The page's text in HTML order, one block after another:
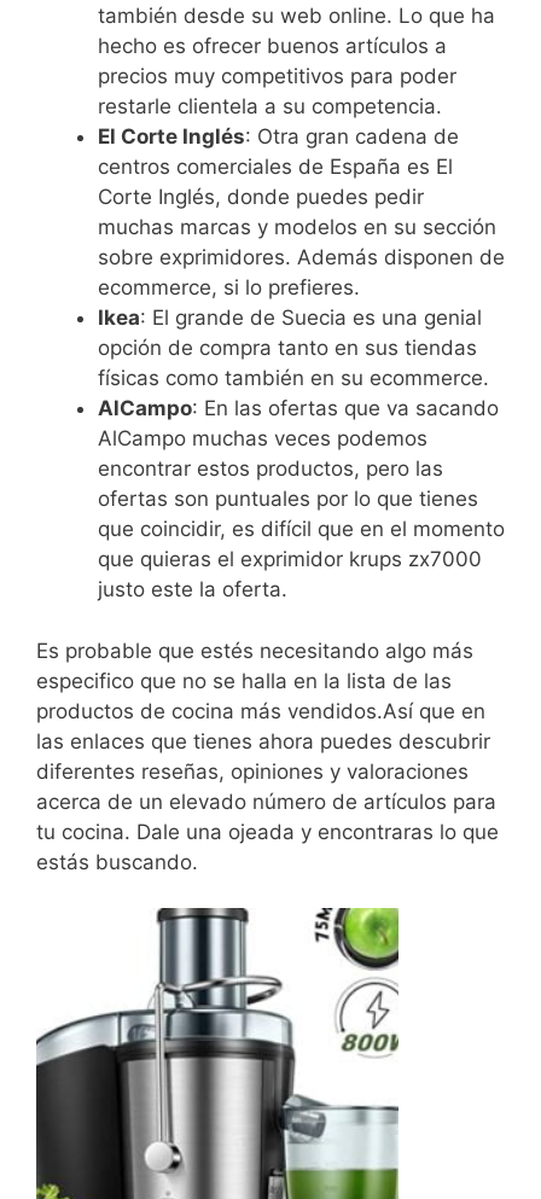
también desde su web online. Lo que ha
hecho es ofrecer buenos artículos a
precios muy competitivos para poder
restarle clientela a su competencia.
El Corte Inglés: Otra gran cadena de
centros comerciales de España es El
Corte Inglés, donde puedes pedir
muchas marcas y modelos en su sección
sobre exprimidores. Además disponen de
ecommerce, si lo prefieres.
Ikea: El grande de Suecia es una genial
opción de compra tanto en sus tiendas
físicas como también en su ecommerce.
AlCampo: En las ofertas que va sacando
AlCampo muchas veces podemos
encontrar estos productos, pero las
ofertas son puntuales por lo que tienes
que coincidir, es difícil que en el momento
que quieras el exprimidor krups zx7000
justo este la oferta.
Es probable que estés necesitando algo más
especifico que no se halla en la lista de las
productos de cocina más vendidos.Así que en
las enlaces que tienes ahora puedes descubrir
diferentes reseñas, opiniones y valoraciones
acerca de un elevado número de artículos para
tu cocina. Dale una ojeada y encontraras lo que
estás buscando.